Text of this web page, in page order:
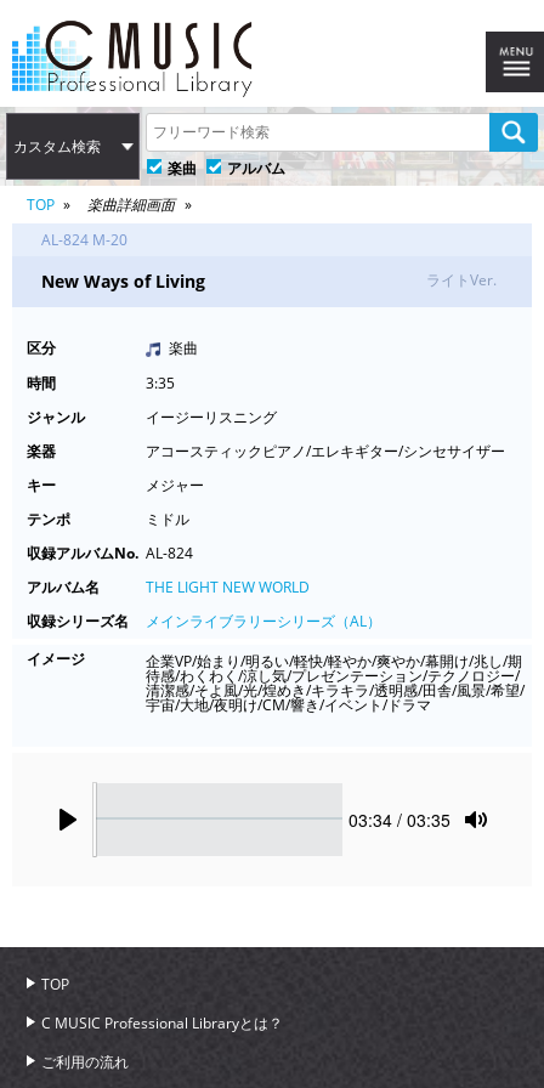
カスタム検索
楽曲
アルバム
TOP
楽曲詳細画面
AL-824 M-20
New Ways of Living ライトVer.
区分
楽曲
時間
3:35
ジャンル
イージーリスニング
楽器
アコースティックピアノ/エレキギター/シンセサイザー
キー
メジャー
テンポ
ミドル
収録アルバムNo. AL-824
アルバム名
THE LIGHT NEW WORLD
収録シリーズ名
メインライブラリーシリーズ（AL）
イメージ
企業VP/始まり/明るい/軽快/軽やか/爽やか/幕開け/兆し/期
待感/わくわく/涼し気/プレゼンテーション/テクノロジー/
清潔感/そよ風/光/煌めき/キラキラ/透明感/田舎/風景/希望/
宇宙/大地/夜明け/CM/響き/イベント/ドラマ
Current
03:34 / 03:35
TOP
C MUSIC Professional Libraryとは？
ご利用の流れ